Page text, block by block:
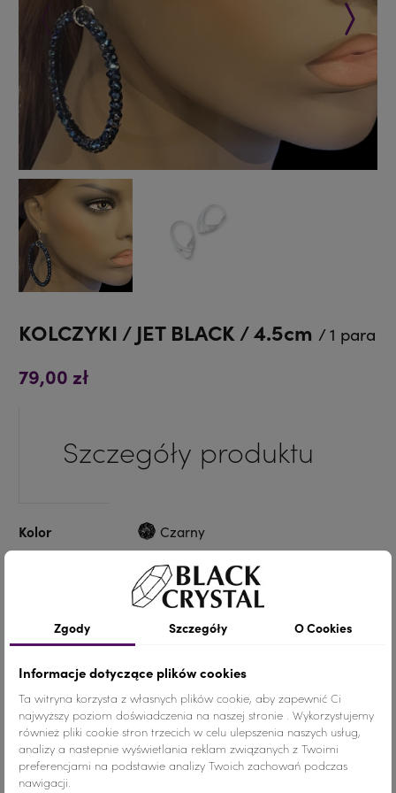
Poprzedni
KOLCZYKI / JET BLACK / 4.5cm / 1 para
79,00 zł
Szczegóły produktu
Kolor Czarny
Szkło
5.5 cm
Ilość
- + Dodaj do koszyka
Udostępnij
Zgody Szczegóły O Cookies
Informacje dotyczące plików cookies
Ta witryna korzysta z własnych plików cookie, aby zapewnić Ci
najwyższy poziom doświadczenia na naszej stronie . Wykorzystujemy
również pliki cookie stron trzecich w celu ulepszenia naszych usług,
analizy a nastepnie wyświetlania reklam związanych z Twoimi
preferencjami na podstawie analizy Twoich zachowań podczas
nawigacji.